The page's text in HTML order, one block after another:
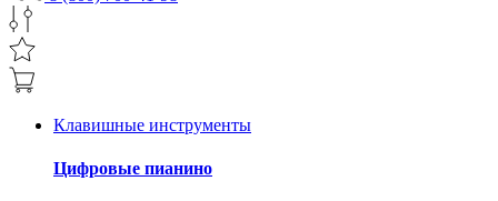
Клавишные инструменты
Цифровые пианино